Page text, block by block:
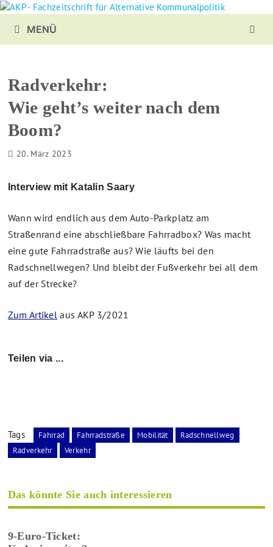
Zurück
Inhalt
MENÜ
Radverkehr:
Wie geht’s weiter nach dem
Boom?
20. März 2023
Interview mit Katalin Saary
Wann wird endlich aus dem Auto-Parkplatz am
Straßenrand eine abschließbare Fahrradbox? Was macht
eine gute Fahrradstraße aus? Wie läufts bei den
Radschnellwegen? Und bleibt der Fußverkehr bei all dem
auf der Strecke?
Zum Artikel aus AKP 3/2021
Teilen via ...
Tags Fahrrad Fahrradstraße Mobilität
Radschnellweg
Radverkehr
Verkehr
Das könnte Sie auch interessieren
9-Euro-Ticket: